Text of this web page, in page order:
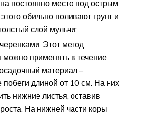
постоянно место под острым
обильно поливают грунт и
слой мульчи;
Этот метод
можно применять в течение
материал –
побеги длиной от 10 см. На них
нижние листья, оставив
На нижней части коры